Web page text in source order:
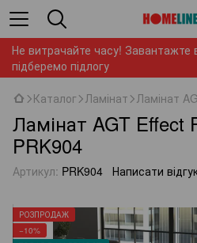
Не витрачайте часу! Завантажте
підберемо підлогу
Каталог Ламінат Ламінат
Ламінат AGT Effect
PRK904
Артикул: PRK904 Написати
РОЗПРОДАЖ
−10%